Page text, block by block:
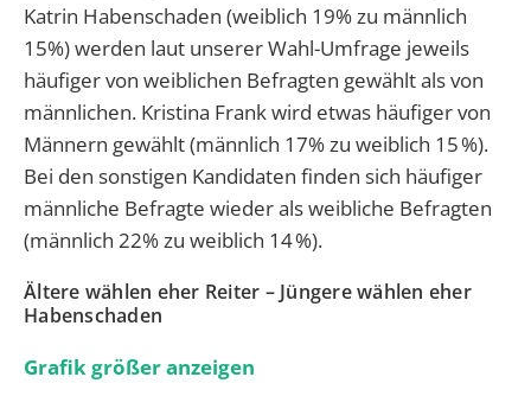
Katrin Habenschaden (weiblich 19% zu männlich
15%) werden laut unserer Wahl-Umfrage jeweils
häufiger von weiblichen Befragten gewählt als von
männlichen. Kristina Frank wird etwas häufiger von
Männern gewählt (männlich 17% zu weiblich 15 %).
Bei den sonstigen Kandidaten finden sich häufiger
männliche Befragte wieder als weibliche Befragten
(männlich 22% zu weiblich 14 %).
Ältere wählen eher Reiter – Jüngere wählen eher
Habenschaden
Grafik größer anzeigen